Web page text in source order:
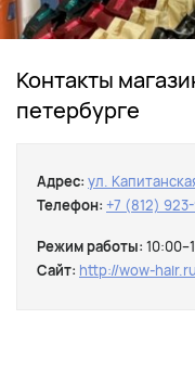
Контакты
петербурге
Адрес: ул.
Телефон: +7 (812)
Режим работы:
Сайт: http://wow-hair.ru